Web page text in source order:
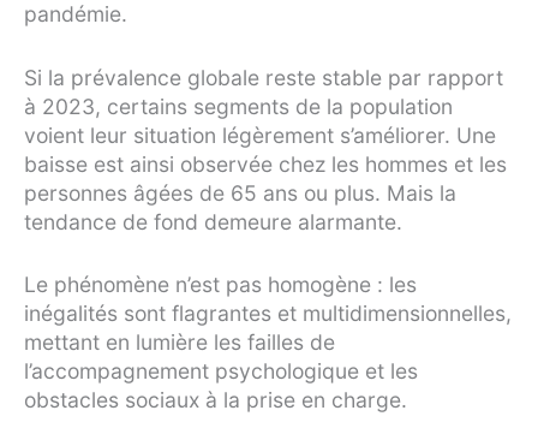
pandémie.
Si la prévalence globale reste stable par rapport
à 2023, certains segments de la population
voient leur situation légèrement s’améliorer. Une
baisse est ainsi observée chez les hommes et les
personnes âgées de 65 ans ou plus. Mais la
tendance de fond demeure alarmante.
Le phénomène n’est pas homogène : les
inégalités sont flagrantes et multidimensionnelles,
mettant en lumière les failles de
l’accompagnement psychologique et les
obstacles sociaux à la prise en charge.